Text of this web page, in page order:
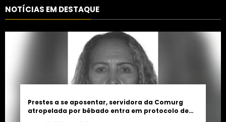
NOTÍCIAS EM DESTAQUE
Prestes a se aposentar, servidora da Comurg
atropelada por bêbado entra em protocolo de